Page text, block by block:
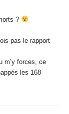
?
pas le rapport
m’y forces, ce
les 168